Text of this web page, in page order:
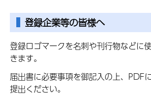
登録企業等の皆様へ
登録ロゴマークを名刺や刊行物などに
きます。
届出書に必要事項を御記入の上、PDF
提出ください。